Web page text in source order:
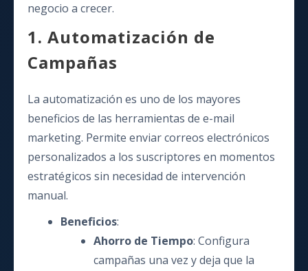
negocio a crecer.
1. Automatización de
Campañas
La automatización es uno de los mayores
beneficios de las herramientas de e-mail
marketing. Permite enviar correos electrónicos
personalizados a los suscriptores en momentos
estratégicos sin necesidad de intervención
manual.
Beneficios:
Ahorro de Tiempo: Configura
campañas una vez y deja que la